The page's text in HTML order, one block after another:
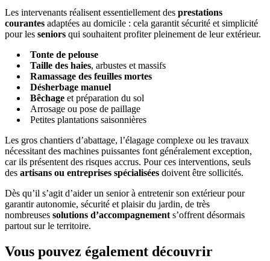
Les intervenants réalisent essentiellement des prestations
courantes adaptées au domicile : cela garantit sécurité et simplicité
pour les seniors qui souhaitent profiter pleinement de leur extérieur.
Tonte de pelouse
Taille des haies, arbustes et massifs
Ramassage des feuilles mortes
Désherbage manuel
Bêchage et préparation du sol
Arrosage ou pose de paillage
Petites plantations saisonnières
Les gros chantiers d’abattage, l’élagage complexe ou les travaux
nécessitant des machines puissantes font généralement exception,
car ils présentent des risques accrus. Pour ces interventions, seuls
des artisans ou entreprises spécialisées doivent être sollicités.
Dès qu’il s’agit d’aider un senior à entretenir son extérieur pour
garantir autonomie, sécurité et plaisir du jardin, de très
nombreuses solutions d’accompagnement s’offrent désormais
partout sur le territoire.
Vous pouvez également découvrir